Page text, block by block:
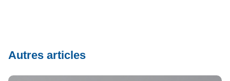
Autres articles